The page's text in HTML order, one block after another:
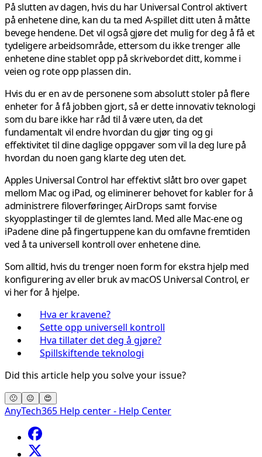
På slutten av dagen, hvis du har Universal Control aktivert
på enhetene dine, kan du ta med A-spillet ditt uten å måtte
bevege hendene. Det vil også gjøre det mulig for deg å få et
tydeligere arbeidsområde, ettersom du ikke trenger alle
enhetene dine stablet opp på skrivebordet ditt, komme i
veien og rote opp plassen din.
Hvis du er en av de personene som absolutt stoler på flere
enheter for å få jobben gjort, så er dette innovativ teknologi
som du bare ikke har råd til å være uten, da det
fundamentalt vil endre hvordan du gjør ting og gi
effektivitet til dine daglige oppgaver som vil la deg lure på
hvordan du noen gang klarte deg uten det.
Apples Universal Control har effektivt slått bro over gapet
mellom Mac og iPad, og eliminerer behovet for kabler for å
administrere filoverføringer, AirDrops samt forvise
skyopplastinger til de glemtes land. Med alle Mac-ene og
iPadene dine på fingertuppene kan du omfavne fremtiden
ved å ta universell kontroll over enhetene dine.
Som alltid, hvis du trenger noen form for ekstra hjelp med
konfigurering av eller bruk av macOS Universal Control, er
vi her for å hjelpe.
Hva er kravene?
Sette opp universell kontroll
Hva tillater det deg å gjøre?
Spillskiftende teknologi
Did this article help you solve your issue?
🙁 😐 😍
AnyTech365 Help center - Help Center